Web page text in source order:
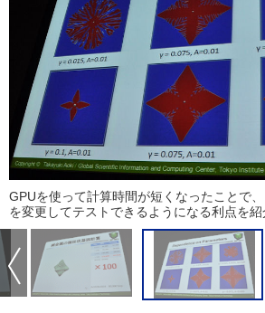
GPUを使って計算時間が短くなったことで
を変更してテストできるようになる利点を紹